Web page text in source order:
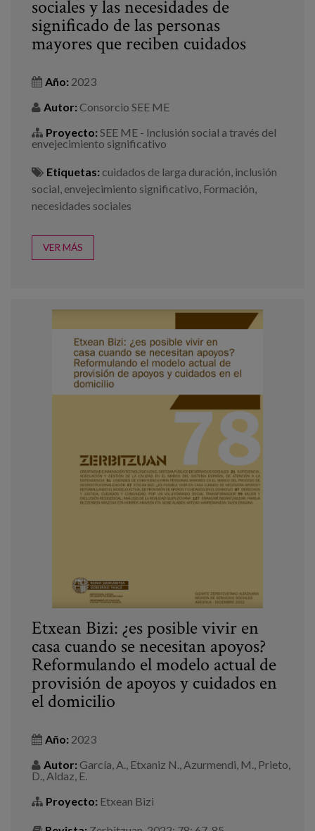
sociales y las necesidades de
significado de las personas
mayores que reciben cuidados
Año: 2023
Autor: Consorcio SEE ME
Proyecto: SEE ME - Inclusión social a través del
envejecimiento significativo
Etiquetas: cuidados de larga duración, inclusión
social, envejecimiento significativo, Formación,
necesidades sociales
VER MÁS
Etxean Bizi: ¿es posible vivir en
casa cuando se necesitan apoyos?
Reformulando el modelo actual de
provisión de apoyos y cuidados en
el domicilio
Año: 2023
Autor: García, A., Etxaniz N., Azurmendi, M., Prieto,
D., Aldaz, E.
Proyecto: Etxean Bizi